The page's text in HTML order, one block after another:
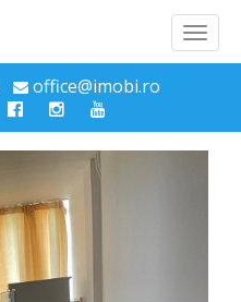
office@imobi.ro